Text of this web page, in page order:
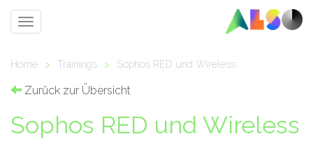
Toggle
Home > Trainings > Sophos RED und Wireless
Zurück zur Übersicht
Sophos RED und Wireless